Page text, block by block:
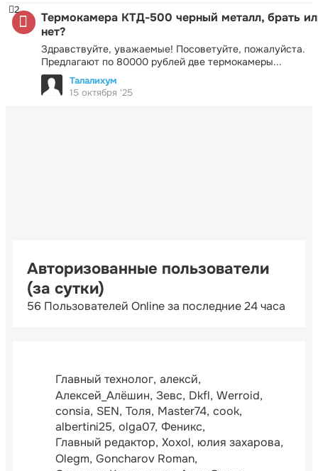
Термокамера КТД-500 черный металл, брать
нет?
Здравствуйте, уважаемые! Посоветуйте, пожалуйста.
Предлагают по 80000 рублей две термокамеры...
2
Талалихум
15 октября '25
Авторизованные пользователи
(за сутки)
56 Пользователей Online за последние 24 часа
Главный технолог алексй
Алексей_Алёшин Зевс Dkfl Werroid
consia SEN Толя Master74 cook
albertini25 olga07 Феникс
Главный редактор Xoxol юлия захарова
Olegm Goncharov Roman